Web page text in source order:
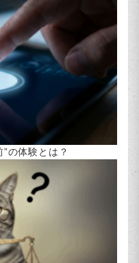
の体験とは？